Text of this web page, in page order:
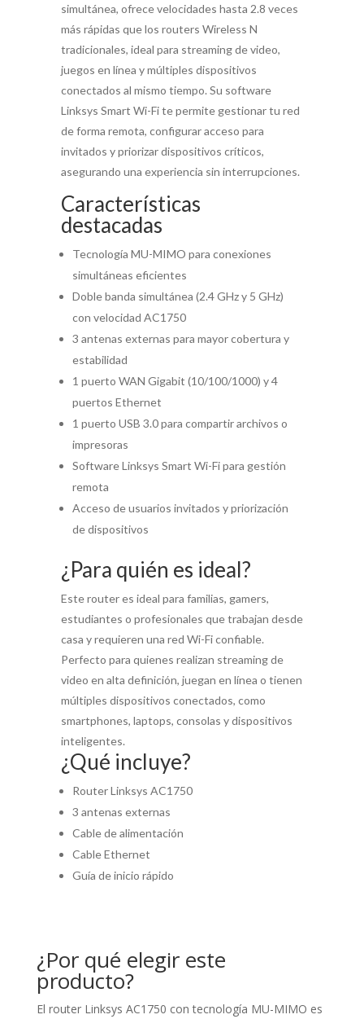
simultánea, ofrece velocidades hasta 2.8 veces
más rápidas que los routers Wireless N
tradicionales, ideal para streaming de video,
juegos en línea y múltiples dispositivos
conectados al mismo tiempo. Su software
Linksys Smart Wi-Fi te permite gestionar tu red
de forma remota, configurar acceso para
invitados y priorizar dispositivos críticos,
asegurando una experiencia sin interrupciones.
Características
destacadas
Tecnología MU-MIMO para conexiones
simultáneas eficientes
Doble banda simultánea (2.4 GHz y 5 GHz)
con velocidad AC1750
3 antenas externas para mayor cobertura y
estabilidad
1 puerto WAN Gigabit (10/100/1000) y 4
puertos Ethernet
1 puerto USB 3.0 para compartir archivos o
impresoras
Software Linksys Smart Wi-Fi para gestión
remota
Acceso de usuarios invitados y priorización
de dispositivos
¿Para quién es ideal?
Este router es ideal para familias, gamers,
estudiantes o profesionales que trabajan desde
casa y requieren una red Wi-Fi confiable.
Perfecto para quienes realizan streaming de
video en alta definición, juegan en línea o tienen
múltiples dispositivos conectados, como
smartphones, laptops, consolas y dispositivos
inteligentes.
¿Qué incluye?
Router Linksys AC1750
3 antenas externas
Cable de alimentación
Cable Ethernet
Guía de inicio rápido
¿Por qué elegir este
producto?
El router Linksys AC1750 con tecnología MU-MIMO es